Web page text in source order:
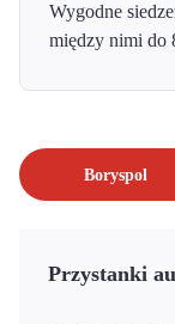
Wygodne
między nimi do
Boryspol
Przystanki